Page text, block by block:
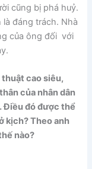
cũng bị phá huỷ.
đáng trách. Nhà
của ông đối với
thuật cao siêu,
của nhân dân
Điều đó được thể
kịch? Theo anh
nào?